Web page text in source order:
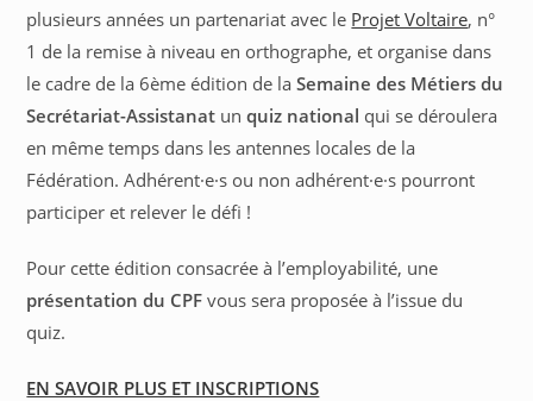
plusieurs années un partenariat avec le Projet Voltaire, n°
1 de la remise à niveau en orthographe, et organise dans
le cadre de la 6ème édition de laSemaine des Métiers du
Secrétariat-Assistanat unquiz national qui se déroulera
en même temps dans les antennes locales de la
Fédération. Adhérent·e·s ou non adhérent·e·s pourront
participer et relever le défi !
Pour cette édition consacrée à l’employabilité, une
présentation du CPF vous sera proposée à l’issue du
quiz.
EN SAVOIR PLUS ET INSCRIPTIONS